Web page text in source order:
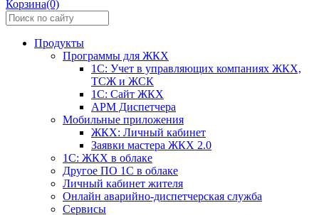
Корзина(0)
Продукты
Программы для ЖКХ
1С: Учет в управляющих компаниях ЖКХ,
ТСЖ и ЖСК
1С: Сайт ЖКХ
АРМ Диспетчера
Мобильные приложения
ЖКХ: Личный кабинет
Заявки мастера ЖКХ 2.0
1С: ЖКХ в облаке
Другое ПО 1С в облаке
Личный кабинет жителя
Онлайн аварийно-диспетчерская служба
Сервисы